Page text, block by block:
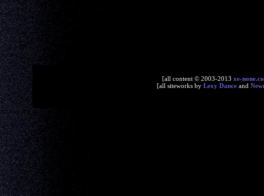
[all content © 2003-2013 xe-
[all siteworks by Lexy Danceand